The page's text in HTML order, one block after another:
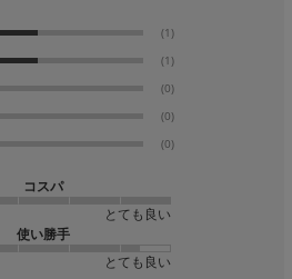
(1)
(1)
(0)
(0)
(0)
コスパ
とても良い
使い勝手
とても良い